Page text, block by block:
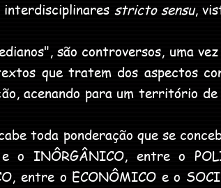
interdisciplinares stricto sensu,
são controversos, uma
que tratem dos aspectos
acenando para um território
toda ponderação que se
o INÔRGÂNICO, entre o
entre o ECONÔMICO e o